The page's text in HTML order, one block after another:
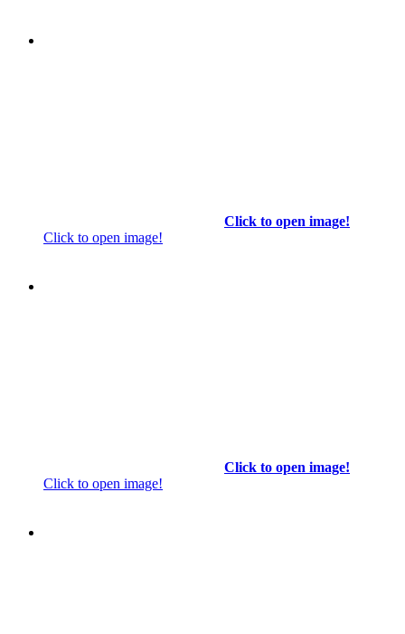
Click to open image!
Click to open image!
Click to open image!
Click to open image!